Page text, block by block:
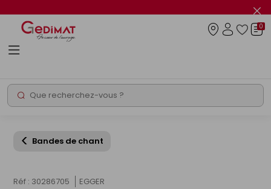
le
info
Rechercher
0
Bandes de chant
Réf : 30286705 EGGER